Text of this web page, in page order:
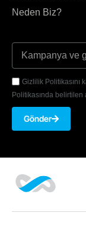
Neden Biz?
Gizlilik Politikasını
Politikasında
Gönder